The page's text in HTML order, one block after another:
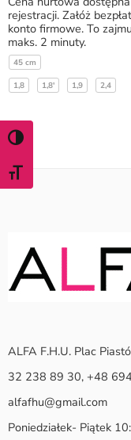
WŁĄCZ TRYB
ZMIEŃ ROZMIAR
rejestracji. Załóż
konto firmowe. To
maks. 2 minuty.
45 cm
1,8 1,8' 1,9 2,4
ALFA F.H.U. Plac
32 238 89 30, +48
alfafhu@gmail.com
Poniedziałek- Piątek